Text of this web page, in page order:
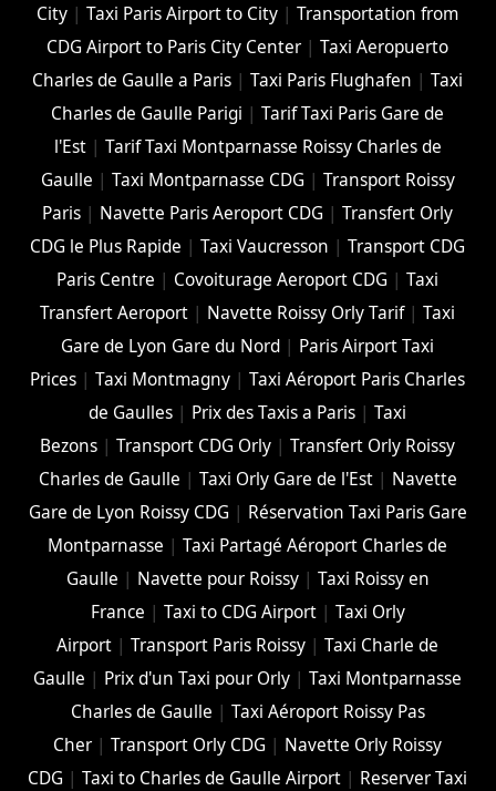
City |Taxi Paris Airport to City |Transportation from
CDG Airport to Paris City Center |Taxi Aeropuerto
Charles de Gaulle a Paris |Taxi Paris Flughafen |Taxi
Charles de Gaulle Parigi |Tarif Taxi Paris Gare de
l'Est| Tarif Taxi Montparnasse Roissy Charles de
Gaulle | Taxi Montparnasse CDG | Transport Roissy
Paris | Navette Paris Aeroport CDG |Transfert Orly
CDG le Plus Rapide |Taxi Vaucresson |Transport CDG
Paris Centre | Covoiturage Aeroport CDG |Taxi
Transfert Aeroport | Navette Roissy Orly Tarif|Taxi
Gare de Lyon Gare du Nord | Paris Airport Taxi
Prices |Taxi Montmagny |Taxi Aéroport Paris Charles
de Gaulles | Prix des Taxis a Paris |Taxi
Bezons |Transport CDG Orly |Transfert Orly Roissy
Charles de Gaulle | Taxi Orly Gare de l'Est| Navette
Gare de Lyon Roissy CDG | Réservation Taxi Paris Gare
Montparnasse |Taxi Partagé Aéroport Charles de
Gaulle | Navette pour Roissy| Taxi Roissy en
France | Taxi to CDG Airport| Taxi Orly
Airport |Transport Paris Roissy |Taxi Charle de
Gaulle | Prix d'un Taxi pour Orly |Taxi Montparnasse
Charles de Gaulle | Taxi Aéroport Roissy Pas
Cher |Transport Orly CDG | Navette Orly Roissy
CDG |Taxi to Charles de Gaulle Airport | Reserver Taxi